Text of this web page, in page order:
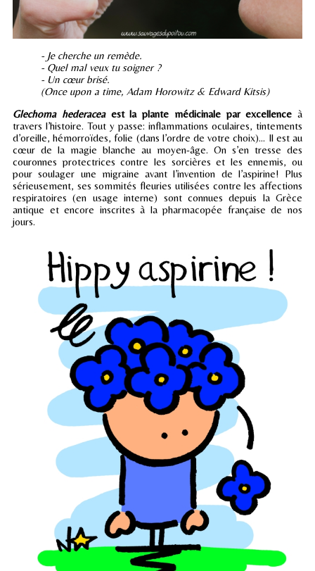
- Je cherche un remède.
- Quel mal veux tu soigner ?
- Un cœur brisé.
(Once upon a time, Adam Horowitz & Edward Kitsis)
Glechoma hederaceaest la plante médicinale par excellence à
travers l’histoire. Tout y passe: inflammations oculaires, tintements
d’oreille, hémorroïdes, folie (dans l’ordre de votre choix)… Il est au
cœur de la magie blanche au moyen-âge. On s’en tresse des
couronnes protectrices contre les sorcières et les ennemis, ou
pour soulager une migraine avant l’invention de l’aspirine! Plus
sérieusement, ses sommités fleuries utilisées contre les affections
respiratoires (en usage interne) sont connues depuis la Grèce
antique et encore inscrites à la pharmacopée française de nos
jours.